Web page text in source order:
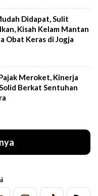
Didapat, Sulit
Kisah Kelam Mantan
Obat Keras di Jogja
Meroket, Kinerja
Berkat Sentuhan